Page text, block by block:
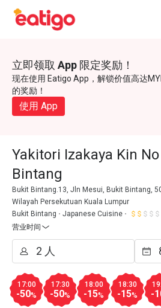
立即领取 App 限定奖励！
现在使用 Eatigo App，解锁价值高达
的奖励！
使用 App
Yakitori Izakaya Kin
Bintang
Bukit Bintang.13, Jln Mesui, Bukit Bintang,
Wilayah Persekutuan Kuala Lumpur
Bukit Bintang
Japanese Cuisine
营业时间
17:00
-50%
17:30
-50%
18:00
-15%
18:30
-15% -